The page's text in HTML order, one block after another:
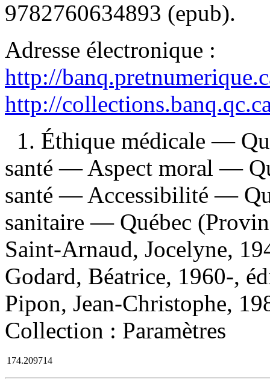
9782760634893 (epub).
Adresse électronique :
http://
http://
1. Éthique médicale —
santé — Aspect moral —
santé — Accessibilité —
sanitaire — Québec
Saint-Arnaud, Jocelyne,
Godard, Béatrice, 1960-,
Pipon, Jean-Christophe,
Collection : Paramètres
174.209714